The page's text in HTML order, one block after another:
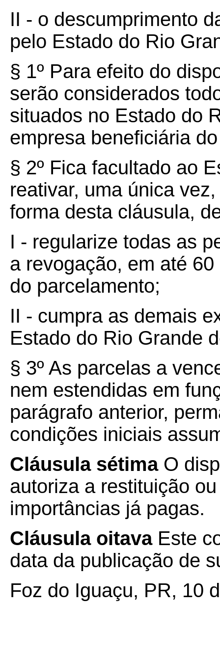
II - o descumprimento
pelo Estado do Rio
§ 1º Para efeito do
serão considerados
situados no Estado do
empresa beneficiária
§ 2º Fica facultado ao
reativar, uma única
forma desta cláusula,
I - regularize todas as
a revogação, em até
do parcelamento;
II - cumpra as demais
Estado do Rio Grande
§ 3º As parcelas a
nem estendidas em
parágrafo anterior,
condições iniciais
Cláusula sétimaO
autoriza a restituição
importâncias já pagas.
Cláusula oitavaEste
data da publicação de
Foz do Iguaçu, PR, 10